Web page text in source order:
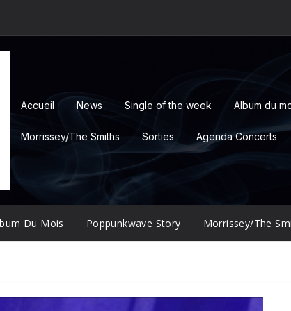
Accueil News Single of the week Album du
Morrissey/The Smiths Sorties Agenda Concerts
Du Mois Poppunkwave Story Morrissey/The